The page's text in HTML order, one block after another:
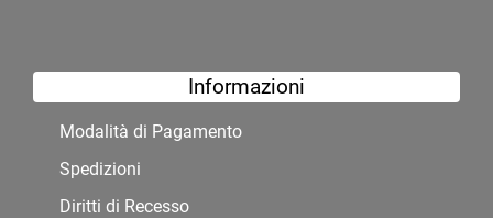
Informazioni
Modalità di Pagamento
Spedizioni
Diritti di Recesso